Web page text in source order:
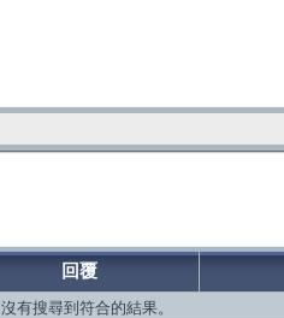
回覆
沒有搜尋到符合的結果。